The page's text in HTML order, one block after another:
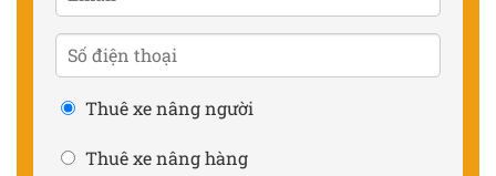
Thuê xe nâng người
Thuê xe nâng hàng